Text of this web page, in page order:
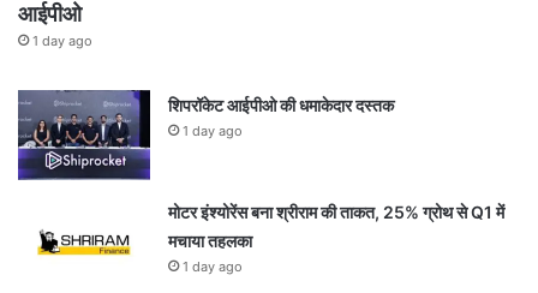
आईपीओ
1 day ago
शिपरॉकेट आईपीओ की धमाकेदार दस्तक
1 day ago
मोटर इंश्योरेंस बना श्रीराम की ताकत, 25% ग्रोथ से Q1 में
मचाया तहलका
1 day ago